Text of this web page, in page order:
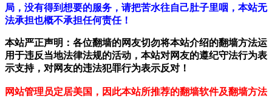
局，没有得到想要的服务，请把苦水往自己肚子里咽，本站无
法承担也概不承担任何责任！
本站严正声明：各位翻墙的网友切勿将本站介绍的翻墙方法运
用于违反当地法律法规的活动，本站对网友的遵纪守法行为表
示支持，对网友的违法犯罪行为表示反对！
网站管理员定居美国，因此本站所推荐的翻墙软件及翻墙方法